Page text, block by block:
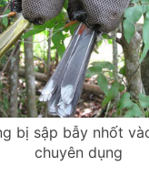
bị sập bẫy nhốt
chuyên dụng